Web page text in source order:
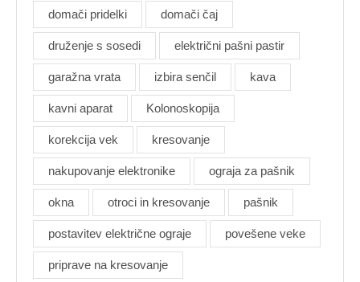
domači pridelki domači čaj
druženje s sosedi električni pašni pastir
garažna vrata izbira senčil kava
kavni aparat Kolonoskopija
korekcija vek kresovanje
nakupovanje elektronike ograja za pašnik
okna otroci in kresovanje pašnik
postavitev električne ograje povešene veke
priprave na kresovanje